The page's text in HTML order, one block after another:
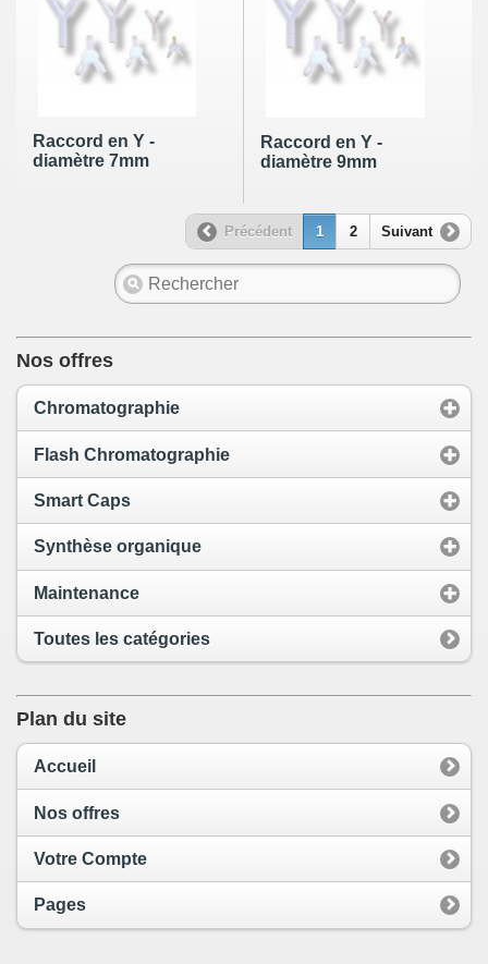
Raccord en Y -
diamètre 7mm
Raccord en Y -
diamètre 9mm
Précédent 1 2 Suivant
Nos offres
Chromatographie
Flash Chromatographie
Smart Caps
Synthèse organique
Maintenance
Toutes les catégories
Plan du site
Accueil
Nos offres
Votre Compte
Pages